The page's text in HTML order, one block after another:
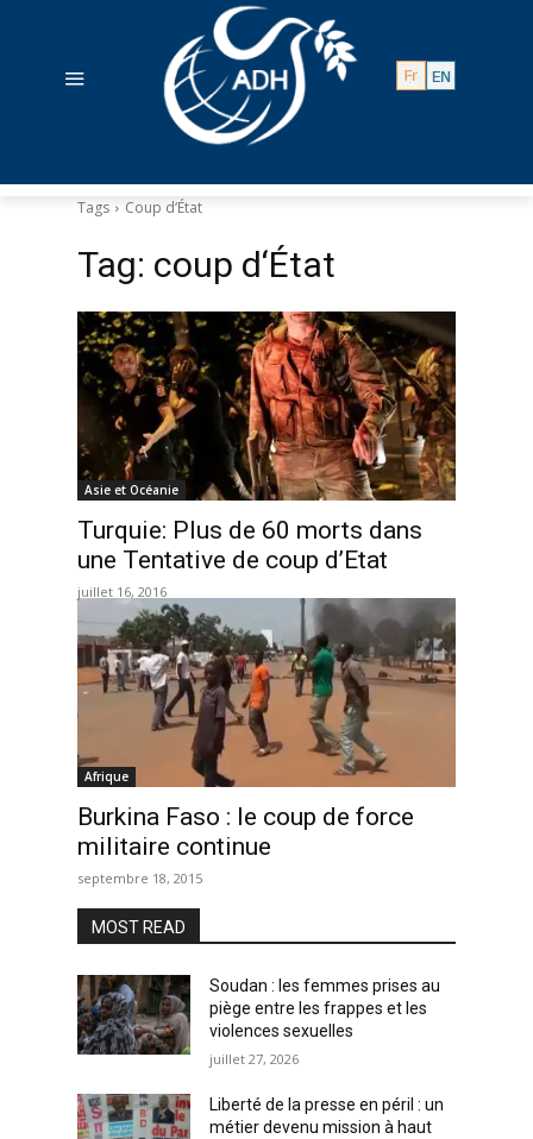
Tags Coup d‘État
Tag: coup d‘État
Asie et Océanie
Turquie: Plus de 60 morts dans
une Tentative de coup d’Etat
juillet 16, 2016
Afrique
Burkina Faso : le coup de force
militaire continue
septembre 18, 2015
MOST READ
Soudan : les femmes prises au
piège entre les frappes et les
violences sexuelles
juillet 27, 2026
Liberté de la presse en péril : un
métier devenu mission à haut